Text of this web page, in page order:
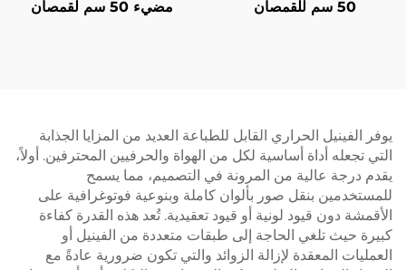
50 سم للقمصان
مضيء 50 سم لقمصان
يوفر الفينيل الحراري القابل للطباعة العديد من المزايا الجذابة
التي تجعله أداة أساسية لكل من الهواة والحرفيين المحترفين. أولاً،
يقدم درجة عالية من المرونة في التصميم، مما يسمح
للمستخدمين بنقل صور بألوان كاملة وبنوعية فوتوغرافية على
الأقمشة دون قيود لونية أو قيود تعقيدية. تُعد هذه القدرة كفاءة
كبيرة حيث تلغي الحاجة إلى طبقات متعددة من الفينيل أو
العمليات المعقدة لإزالة الزوائد والتي تكون ضرورية عادةً مع